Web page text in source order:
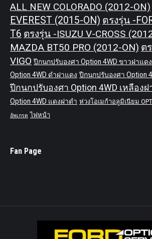
ALL NEW COLORADO (2012-ON)
EVEREST (2015-ON) ตรงรุ่น -
T6 ตรงรุ่น -ISUZU V-CROSS
MAZDA BT50 PRO (2012-ON) ต
VIGO ปีกนกปรับองศา Option 4WD ขาวฝาแดง
Option 4WD ดำฝาแดง ปีกนกปรับองศา Option
ปีกนกปรับองศา Option 4WD เหลืองฝ
Option 4WD แดงฝาดำ ห่วงโอเมก้าอลูมิเนียม
อัพเกรด ไฟหน้า
Fan Page